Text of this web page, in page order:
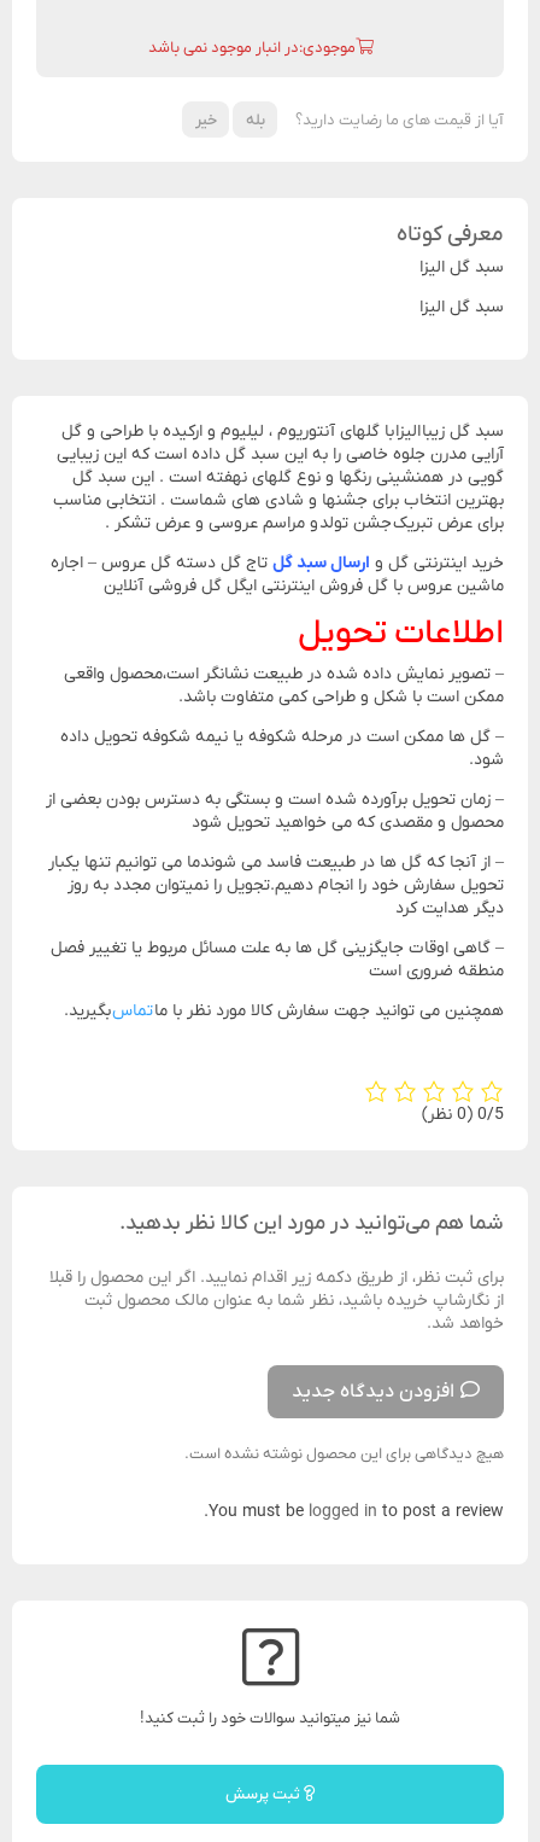
موجودی:در انبار موجود نمی باشد
آیا از قیمت های ما رضایت دارید؟ بله خیر
معرفی کوتاه
سبد گل الیزا
سبد گل الیزا
سبد گل زیبا الیزا با گلهای آنتوریوم ، لیلیوم و ارکیده با طراحی و گل
آرایی مدرن جلوه خاصی را به این سبد گل داده است که این زیبایی
گویی در همنشینی رنگها و نوع گلهای نهفته است . این سبد گل
بهترین انتخاب برای جشنها و شادی های شماست . انتخابی مناسب
برای عرض تبریک جشن تولد و مراسم عروسی و عرض تشکر .
خرید اینترنتی گل و ارسال سبد گل تاج گل دسته گل عروس – اجاره
ماشین عروس با گل فروش اینترنتی ایگل گل فروشی آنلاین
اطلاعات تحویل
– تصویر نمایش داده شده در طبیعت نشانگر است،محصول واقعی
ممکن است با شکل و طراحی کمی متفاوت باشد.
– گل ها ممکن است در مرحله شکوفه یا نیمه شکوفه تحویل داده
شود.
– زمان تحویل برآورده شده است و بستگی به دسترس بودن بعضی از
محصول و مقصدی که می خواهید تحویل شود
– از آنجا که گل ها در طبیعت فاسد می شوندما می توانیم تنها یکبار
تحویل سفارش خود را انجام دهیم.تجویل را نمیتوان مجدد به روز
دیگر هدایت کرد
– گاهی اوقات جایگزینی گل ها به علت مسائل مربوط یا تغییر فصل
منطقه ضروری است
همچنین می توانید جهت سفارش کالا مورد نظر با ماتماسبگیرید.
‫0/5 ‫(0 نظر)
شما هم می‌توانید در مورد این کالا نظر بدهید.
برای ثبت نظر، از طریق دکمه زیر اقدام نمایید. اگر این محصول را قبلا
از نگارشاپ خریده باشید، نظر شما به عنوان مالک محصول ثبت
خواهد شد.
افزودن دیدگاه جدید
هیچ دیدگاهی برای این محصول نوشته نشده است.
You must be logged in to post a review.
شما نیز میتوانید سوالات خود را ثبت کنید!
ثبت پرسش